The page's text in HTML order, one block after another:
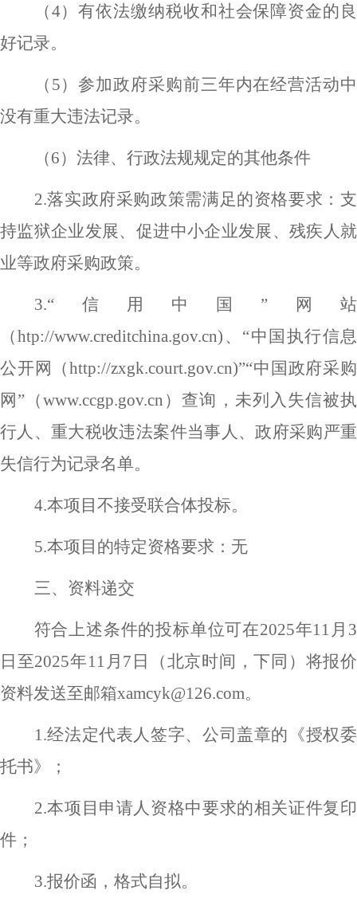
（4）有依法缴纳税收和社会保障资金的良
好记录。
（ 5）参加政府采购前三年内在经营活动中
没有重大违法记录。
（6）法律、行政法规规定的其他条件
2.落实政府采购政策需满足的资格要求：支
持监狱企业发展、促进中小企业发展、残疾人就
业等政府采购政策。
3.“信用中国 ”网站
（htp://www.creditchina.gov.cn) 、 “中国执行信息
公开网
（http://zxgk.court.gov.cn)”“中国政府采购
网 ” （www.ccgp.gov.cn ）查询 ， 未列入失信被执
行人、重大税收违法案件当事人、政府采购严重
失信行为记录名单。
4.本项目不接受联合体投标。
5.本项目的特定资格要求： 无
三、资料递交
符合上述条件的投标单位可在2025年11 月 3
日至2025年11 月 7 日（北京时间，下同）将报价
资料发送至邮箱xamcyk@126.com。
1.经法定代表人签字、公司盖章的《授权委
托书》；
2.本项目申请人资格中要求的相关证件复印
件；
3.报价函，格式自拟。